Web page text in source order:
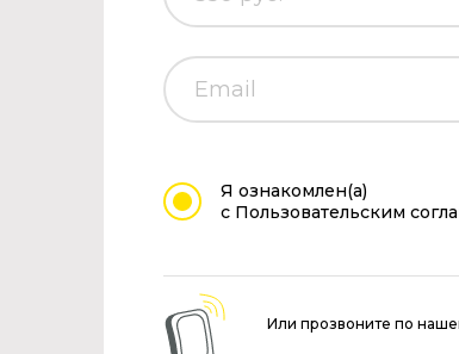
Я ознакомлен(а)
с Пользовательским
Или прозвоните по